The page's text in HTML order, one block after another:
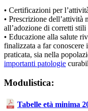
• Certificazioni per
• Prescrizione dell’attività
all’adozione di corretti
• Educazione alla salute
finalizzata a far
praticata, sia nella
importanti patologie
Modulistica:
Tabelle età minima